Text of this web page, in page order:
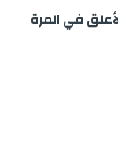
في المرة